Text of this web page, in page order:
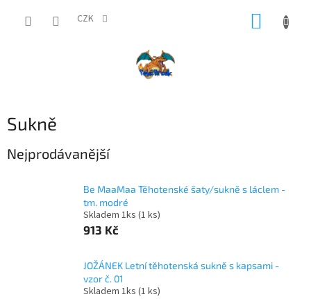
CZK
Sukně
Nejprodávanější
Be MaaMaa Těhotenské šaty/sukně s láclem -
tm. modré
Skladem 1ks (1 ks)
913 Kč
JOŽÁNEK Letní těhotenská sukně s kapsami -
vzor č. 01
Skladem 1ks (1 ks)